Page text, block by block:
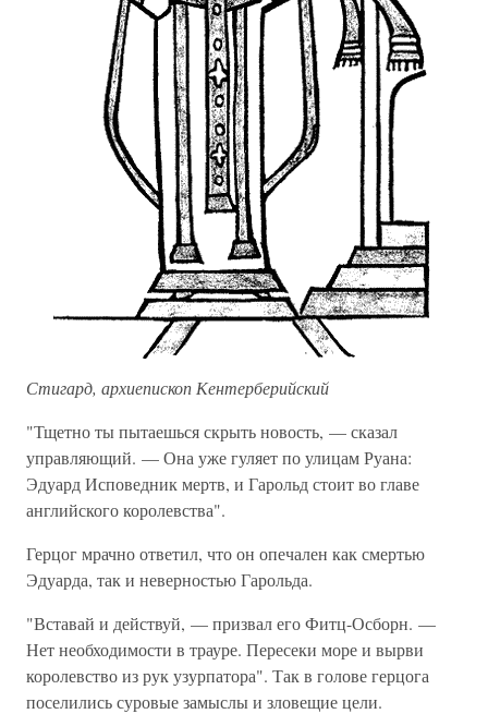
Стигард, архиепископ Кентерберийский
"Тщетно ты пытаешься скрыть новость, — сказал
управляющий. — Она уже гуляет по улицам Руана:
Эдуард Исповедник мертв, и Гарольд стоит во главе
английского королевства".
Герцог мрачно ответил, что он опечален как смертью
Эдуарда, так и неверностью Гарольда.
"Вставай и действуй, — призвал его Фитц-Осборн. —
Нет необходимости в трауре. Пересеки море и вырви
королевство из рук узурпатора". Так в голове герцога
поселились суровые замыслы и зловещие цели.